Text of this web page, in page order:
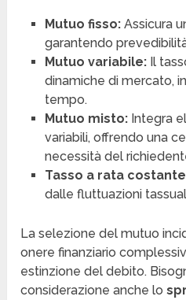
Mutuo fisso:Assicura
garantendo
Mutuo variabile:Il
dinamiche di mercato,
tempo.
Mutuo misto:Integra
variabili, offrendo una
necessità del
Tasso a rata
dalle fluttuazioni
La selezione del mutuo
onere finanziario
estinzione del debito.
considerazione anche lo